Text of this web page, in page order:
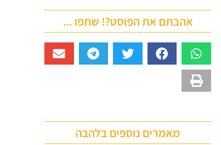
אהבתם את הפוסט?! שתפו ...
מאמרים נוספים בלהבה